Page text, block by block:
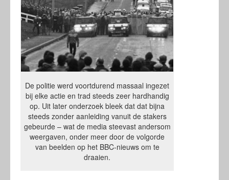
De politie werd voortdurend massaal ingezet
bij elke actie en trad steeds zeer hardhandig
op. Uit later onderzoek bleek dat dat bijna
steeds zonder aanleiding vanuit de stakers
gebeurde – wat de media steevast andersom
weergaven, onder meer door de volgorde
van beelden op het BBC-nieuws om te
draaien.